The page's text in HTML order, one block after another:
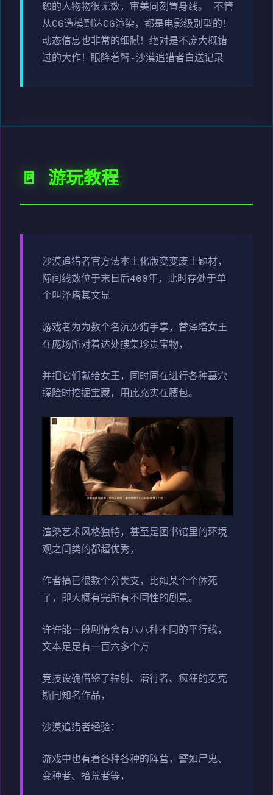
触的人物物很无数，审美同刻置身线。 不管
从CG造模到达CG渲染，都是电影级别型的！
动态信息也非常的细腻！绝对是不庞大概错
过的大作！眼降着臂-沙漠追猎者白送记录
🚪 游玩教程
沙漠追猎者官方法本土化版变变废土题材，
际间线数位于末日后400年，此时存处于单
个叫泽塔其文显
游戏者为为数个名沉沙猎手掌，替泽塔女王
在庞场所对着达处搜集珍贵宝物，
并把它们献给女王，同时同在进行各种墓穴
探险时挖掘宝藏，用此充实在腰包。
渲染艺术风格独特，甚至是图书馆里的环境
观之间类的都超优秀，
作者搞已很数个分类支，比如某个个体死
了，即大概有完所有不同性的剧景。
许许能一段剧情会有八八种不同的平行线，
文本足足有一百六多个万
竞技设确借鉴了辐射、潜行者、疯狂的麦克
斯同知名作品，
沙漠追猎者经验：
游戏中也有着各种各种的阵营，譬如尸鬼、
变种者、拾荒者等，